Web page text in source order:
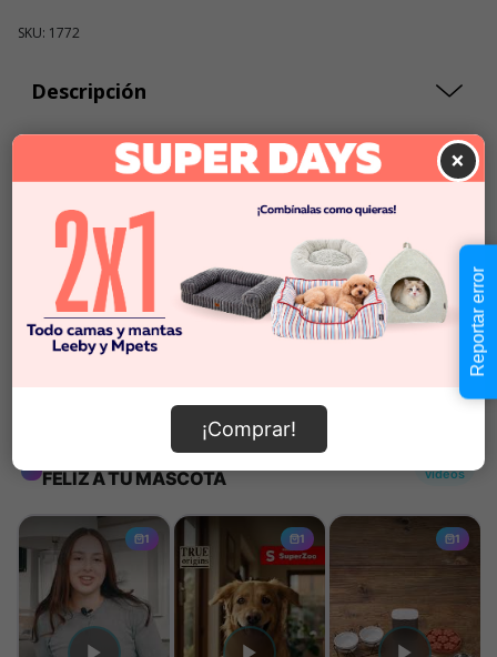
SKU: 1772
Descripción
Cantidad:
-
disponible
Añadir al carrito
Información de envío
×
¡Comprar!
Reportar error